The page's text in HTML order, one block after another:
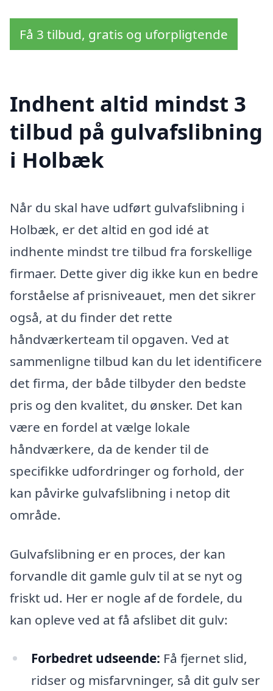
Få 3 tilbud, gratis og uforpligtende
Indhent altid mindst 3
tilbud på gulvafslibning
i Holbæk
Når du skal have udført gulvafslibning i
Holbæk, er det altid en god idé at
indhente mindst tre tilbud fra forskellige
firmaer. Dette giver dig ikke kun en bedre
forståelse af prisniveauet, men det sikrer
også, at du finder det rette
håndværkerteam til opgaven. Ved at
sammenligne tilbud kan du let identificere
det firma, der både tilbyder den bedste
pris og den kvalitet, du ønsker. Det kan
være en fordel at vælge lokale
håndværkere, da de kender til de
specifikke udfordringer og forhold, der
kan påvirke gulvafslibning i netop dit
område.
Gulvafslibning er en proces, der kan
forvandle dit gamle gulv til at se nyt og
friskt ud. Her er nogle af de fordele, du
kan opleve ved at få afslibet dit gulv:
Forbedret udseende: Få fjernet slid,
ridser og misfarvninger, så dit gulv ser